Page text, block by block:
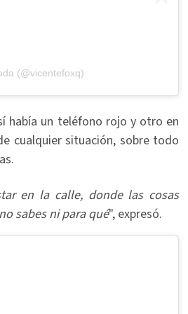
(@vicentefoxq)
había un teléfono rojo y otro en
cualquier situación, sobre todo
en la calle, donde las cosas
sabes ni para qué", expresó.